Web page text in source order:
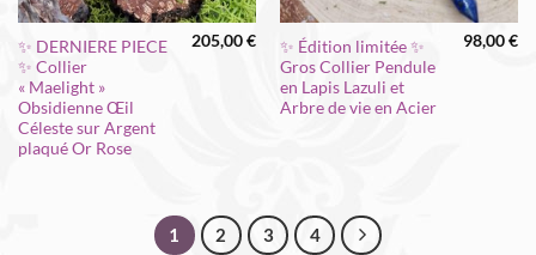
✨ DERNIERE PIECE
✨ Collier
« Maelight »
Obsidienne Œil
Céleste sur Argent
plaqué Or Rose
205,00€
✨ Édition limitée ✨
Gros Collier Pendule
en Lapis Lazuli et
Arbre de vie en Acier
98,00€
1 2 3 4